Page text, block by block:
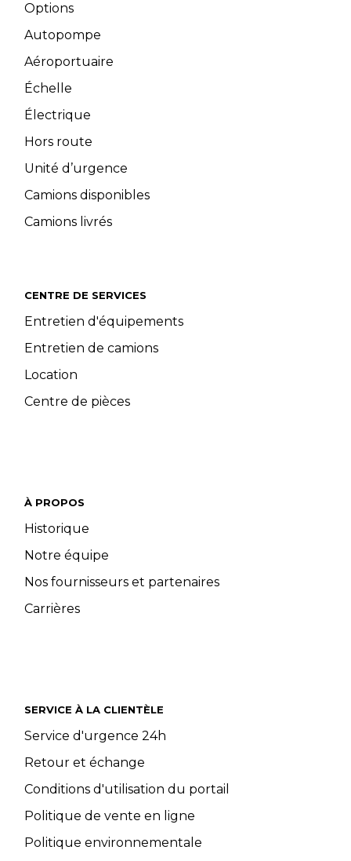
Options
Autopompe
Aéroportuaire
Échelle
Électrique
Hors route
Unité d’urgence
Camions disponibles
Camions livrés
CENTRE DE SERVICES
Entretien d'équipements
Entretien de camions
Location
Centre de pièces
À PROPOS
Historique
Notre équipe
Nos fournisseurs et partenaires
Carrières
SERVICE À LA CLIENTÈLE
Service d'urgence 24h
Retour et échange
Conditions d'utilisation du portail
Politique de vente en ligne
Politique environnementale